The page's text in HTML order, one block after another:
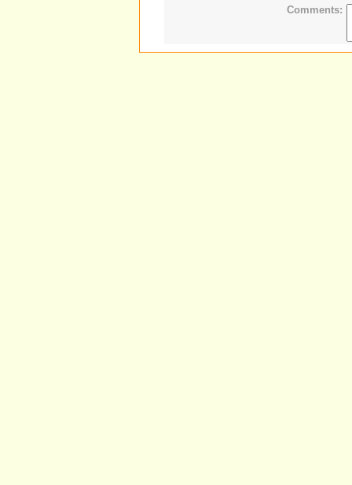
Comments: